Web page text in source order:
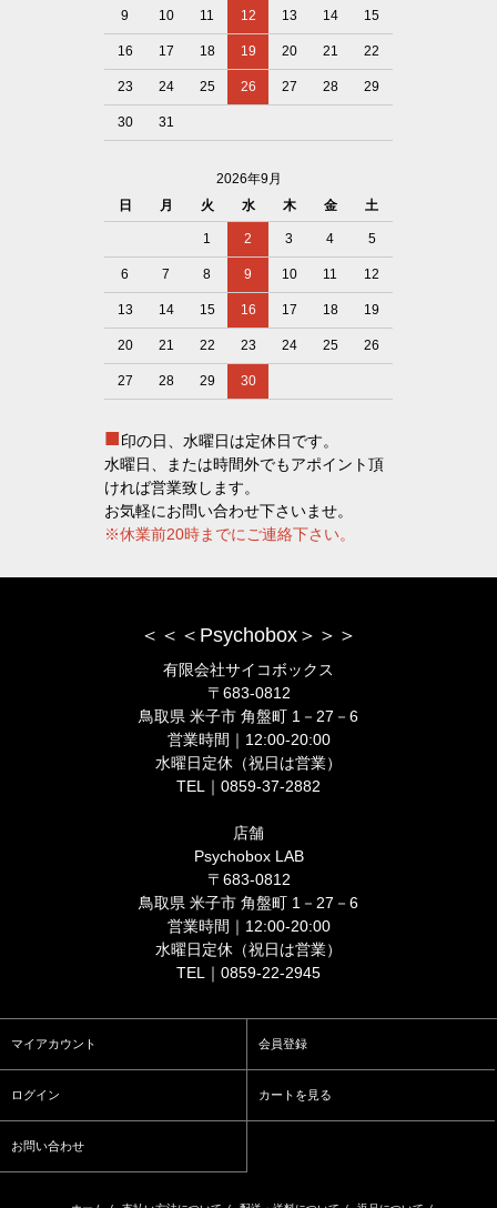
9 10 11 12 13 14 15
16 17 18 19 20 21 22
23 24 25 26 27 28 29
30 31
2026年9月
日
月 火 水 木 金 土
1 2 3 4 5
6 7 8 9 10 11 12
13 14 15 16 17 18 19
20 21 22 23 24 25 26
27 28 29 30
■印の日、水曜日は定休日です。
水曜日、または時間外でもアポイント頂
ければ営業致します。
お気軽にお問い合わせ下さいませ。
※休業前20時までにご連絡下さい。
＜＜＜Psychobox＞＞＞
有限会社サイコボックス
〒683-0812
鳥取県 米子市 角盤町 1－27－6
営業時間｜12:00-20:00
水曜日定休（祝日は営業）
TEL｜0859-37-2882
店舗
Psychobox LAB
〒683-0812
鳥取県 米子市 角盤町 1－27－6
営業時間｜12:00-20:00
水曜日定休（祝日は営業）
TEL｜0859-22-2945
マイアカウント 会員登録
ログイン カートを見る
お問い合わせ